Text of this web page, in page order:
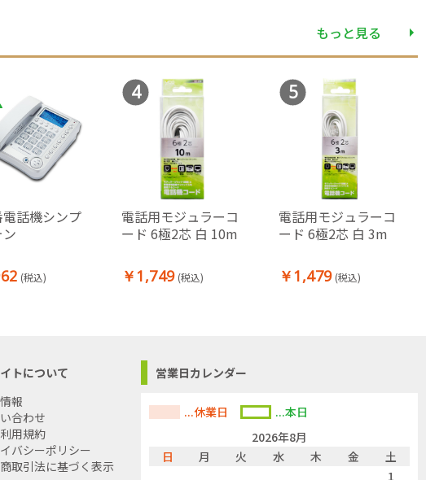
もっと見る
話機シンプ
(税込)
4
電話用モジュラーコ
ード 6極2芯 白 10m
￥1,749 (税込)
5
電話用モジュラーコ
ード 6極2芯 白 3m
￥1,479 (税込)
トについて
報
合わせ
用規約
バシーポリシー
取引法に基づく表示
営業日カレンダー
...休業日
...本日
2026年8月
日
月 火 水 木 金
土
1